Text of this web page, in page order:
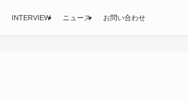
INTERVIEW ニュース お問い合わせ